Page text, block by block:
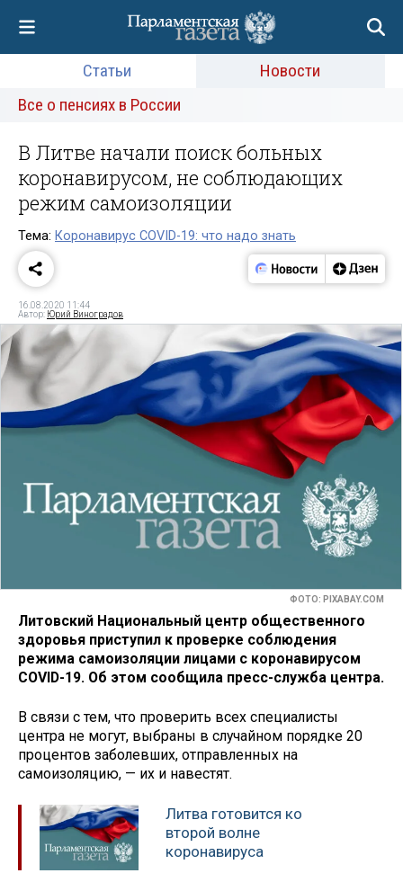
Статьи
Новости
Все о пенсиях в России
В Литве начали поиск больных
коронавирусом, не соблюдающих
режим самоизоляции
Тема: Коронавирус COVID-19: что надо знать
16.08.2020 11:44
Автор: Юрий Виноградов
ФОТО: PIXABAY.COM
Литовский Национальный центр общественного
здоровья приступил к проверке соблюдения
режима самоизоляции лицами с коронавирусом
COVID-19. Об этом сообщила пресс-служба центра.
В связи с тем, что проверить всех специалисты
центра не могут, выбраны в случайном порядке 20
процентов заболевших, отправленных на
самоизоляцию, — их и навестят.
Литва готовится ко
второй волне
коронавируса